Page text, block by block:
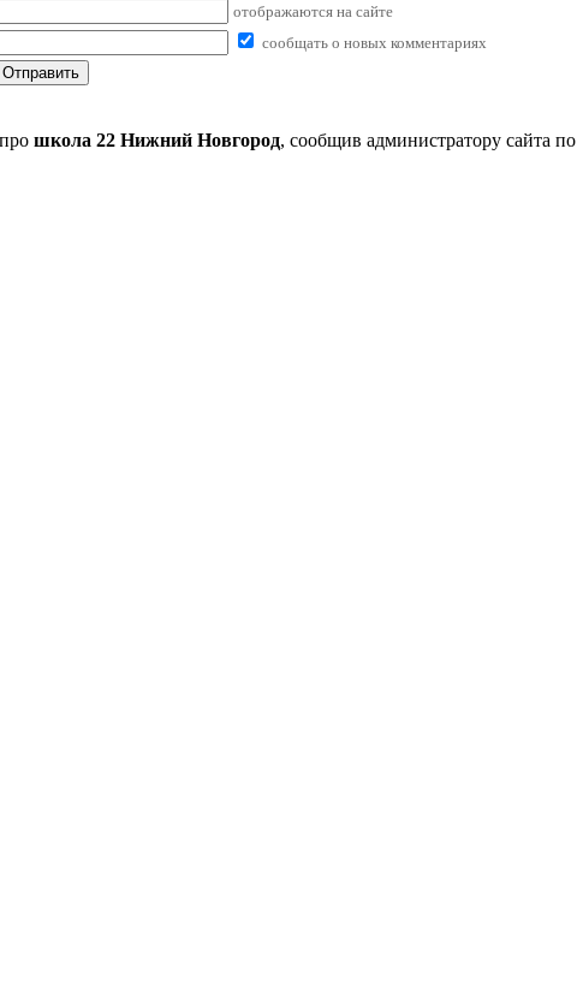
отображаются на сайте
сообщать о новых комментариях
школа 22 Нижний Новгород, сообщив администратору сайта по